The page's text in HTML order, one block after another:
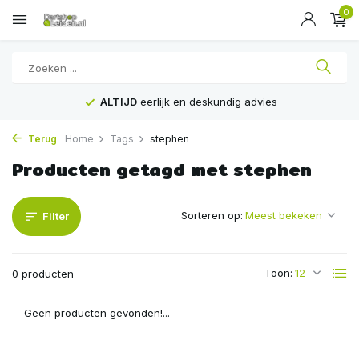
0
ALTIJD eerlijk en deskundig advies
Terug Home Tags stephen
Producten getagd met stephen
Filter
0 producten Toon:
Sorteren op:
Geen producten gevonden!...